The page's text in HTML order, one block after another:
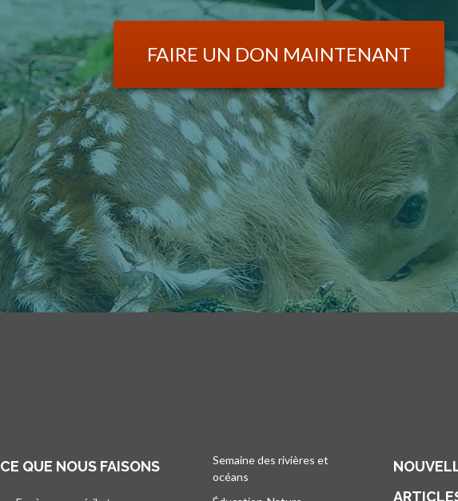
FAIRE UN DON MAINTENANT
CE QUE NOUS FAISONS
Semaine des rivières et
océans